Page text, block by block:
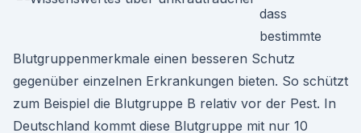
dass
bestimmte
Blutgruppenmerkmale einen besseren Schutz
gegenüber einzelnen Erkrankungen bieten. So schützt
zum Beispiel die Blutgruppe B relativ vor der Pest. In
Deutschland kommt diese Blutgruppe mit nur 10